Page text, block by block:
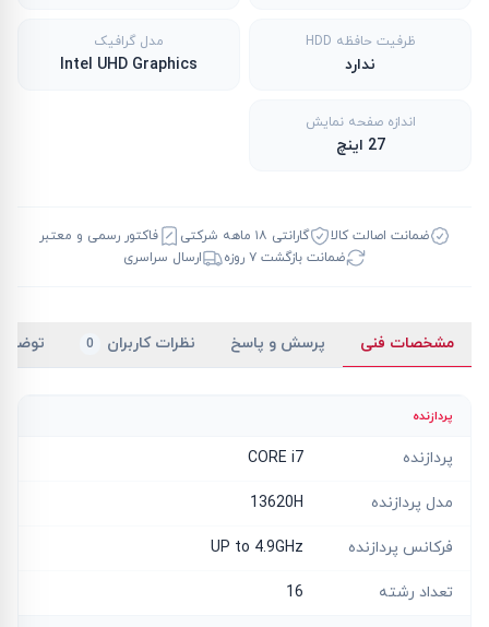
ظرفیت حافظه HDD
ندارد
مدل گرافیک
Intel UHD Graphics
اندازه صفحه نمایش
27 اینچ
ضمانت اصالت کالا گارانتی ۱۸ ماهه شرکتی
فاکتور رسمی و معتبر
ضمانت بازگشت ۷ روزه
ارسال سراسری
مشخصات فنی پرسش و پاسخ نظرات کاربران 0
پردازنده
پردازنده CORE i7
مدل پردازنده 13620H
فرکانس پردازنده UP to 4.9GHz
تعداد رشته 16